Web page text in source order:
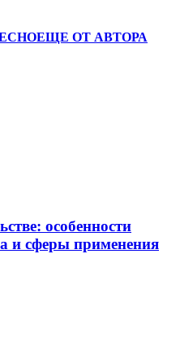
ЕЩЕ ОТ АВТОРА
особенности
и сферы применения